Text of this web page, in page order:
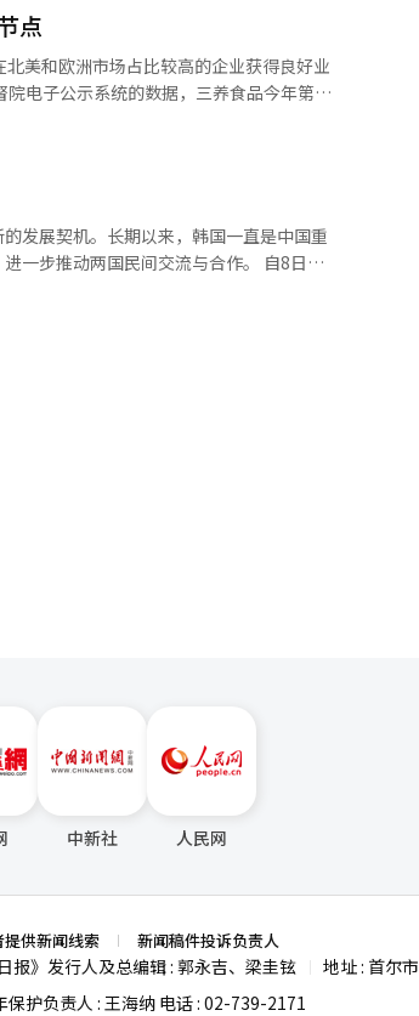
和广泛合作，不断拓展服务领域，强化订
马来西亚、中国台湾、泰国等国家和地
。虽然还未有确切的日程，但为了布局印
稳定的收益，因此从制造商的立场来看，
定。因此在韩国从1981年实施人口统计以
，达到2.2%后持续上升，今年首次突破
协会代表金敏
法的契机。亚洲大学教授卢明宇（音）他
必要对未婚妈妈和非婚家庭进行社会支援
论提上日程。
”，并严禁这一行为。适用这一规定的前
判断，和普通劳动者相比，艺人与企划经
角”备受关注。
国际展览及艺术品收藏，为中国艺术家提
。特别是在水墨艺术领域，基金会通过展
年艺术家。这一举措为中国艺术教育注入
韩国的艺术家公开征集活动，为年轻艺术
与了第14届首尔国际雕塑节，并举办“中
塑节上，包括曾成钢、翟庆喜等中国雕
2022年6月开幕，专为支持青年艺术家
，衣恋集团不断探索创新文化传播形式。
这座桥梁将继续延伸，为两国关系的发展注入源源不断的动力。 衣恋画廊上海内部【图片来源 衣恋集团】
点
美和欧洲市场占比较高的企业获得良好业
利润为873亿韩元，同比增长101.1%。
度
同比增长0.4%。其中，食品事业部门的销
。CJ第一制糖负责人表示，国内销售
海外市场中，北美和欧洲销售额同比分
总销售额和营业利润同比分别下降0.6%
发展契机。长期以来，韩国一直是中国重
推动两国民间交流与合作。 自8日
日之前，韩国公民可在无需办理签证的
场将重新升温。此前，赴华旅游的主要群
中韩旅游市场的
旅游公司（Modetour）的负责人。 本
。与传统跟团游相比，这种形式更注重个
合‘旅游搭子’这一主题，推出更多赴华
国际机场1号航
，免签政策的实施将使他们出行更加便
外，赵一商也透露，除了北京、上海、青
日至5日期间，赴华跟团游产品预订量环
和预约人数仅环比分别增长14%和
中新社 人民网
提供新闻线索 新闻稿件投诉负责人
报》发行人及总编辑 : 郭永吉、梁圭铉
地址 : 首尔市
保护负责人 : 王海纳 电话 : 02-739-2171